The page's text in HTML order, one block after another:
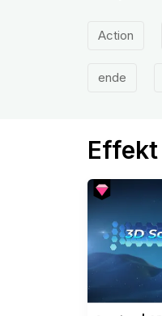
Action
ende